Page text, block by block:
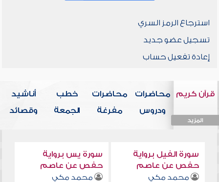
استرجاع الرمز السري
تسجيل عضو جديد
إعادة تفعيل حساب
قرآن كريم
المزيد
محاضرات
ودروس
محاضرات
مفرغة
خطب
الجمعة
أناشيد
وقصائد
سورة الفيل برواية
حفص عن عاصم
محمد مكي
سورة يس برواية
حفص عن عاصم
محمد مكي